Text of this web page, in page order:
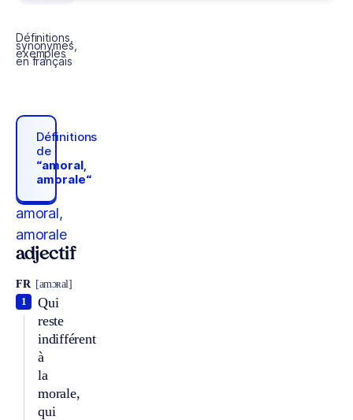
Définitions,
synonymes,
exemples
en français
Définitions
de
“amoral,
amorale“
amoral,
amorale
adjectif
FR [amɔʀal]
Qui
reste
indifférent
à
la
morale,
qui
1